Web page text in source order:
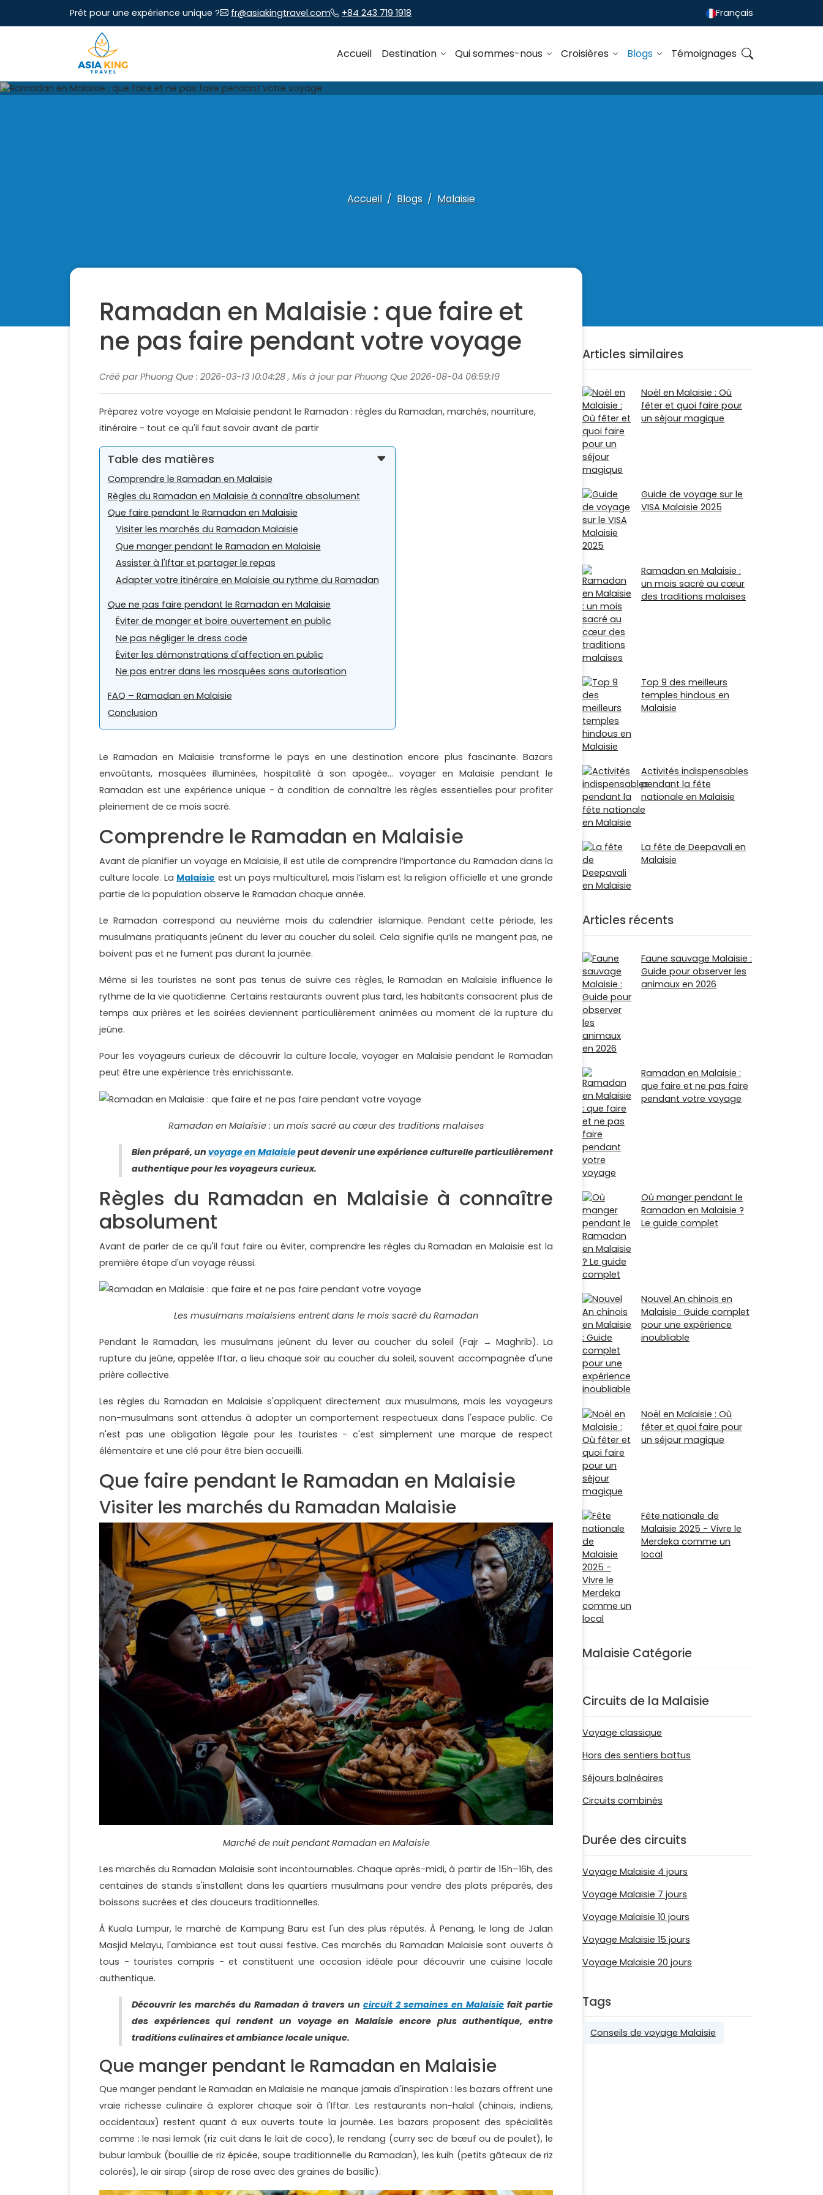
Prêt pour une expérience unique ? fr@asiakingtravel.com +84 243 719 1918 Français
Accueil Destination Qui sommes-nous Croisières Blogs Témoignages
Accueil Blogs Malaisie
Ramadan en Malaisie : que faire et
ne pas faire pendant votre voyage
Créé par Phuong Que : 2026-03-13 10:04:28 , Mis à jour par Phuong Que 2026-08-04 06:59:19
Préparez votre voyage en Malaisie pendant le Ramadan : règles du Ramadan, marchés, nourriture,
itinéraire - tout ce qu'il faut savoir avant de partir
Table des matières
Comprendre le Ramadan en Malaisie
Règles du Ramadan en Malaisie à connaître absolument
Que faire pendant le Ramadan en Malaisie
Visiter les marchés du Ramadan Malaisie
Que manger pendant le Ramadan en Malaisie
Assister à l'Iftar et partager le repas
Adapter votre itinéraire en Malaisie au rythme du Ramadan
Que ne pas faire pendant le Ramadan en Malaisie
Éviter de manger et boire ouvertement en public
Ne pas négliger le dress code
Éviter les démonstrations d'affection en public
Ne pas entrer dans les mosquées sans autorisation
FAQ – Ramadan en Malaisie
Conclusion
Le Ramadan en Malaisie transforme le pays en une destination encore plus fascinante. Bazars
envoûtants, mosquées illuminées, hospitalité à son apogée… voyager en Malaisie pendant le
Ramadan est une expérience unique - à condition de connaître les règles essentielles pour profiter
pleinement de ce mois sacré.
Comprendre le Ramadan en Malaisie
Avant de planifier un voyage en Malaisie, il est utile de comprendre l’importance du Ramadan dans la
culture locale. La Malaisie est un pays multiculturel, mais l’islam est la religion officielle et une grande
partie de la population observe le Ramadan chaque année.
Le Ramadan correspond au neuvième mois du calendrier islamique. Pendant cette période, les
musulmans pratiquants jeûnent du lever au coucher du soleil. Cela signifie qu’ils ne mangent pas, ne
boivent pas et ne fument pas durant la journée.
Même si les touristes ne sont pas tenus de suivre ces règles, le Ramadan en Malaisie influence le
rythme de la vie quotidienne. Certains restaurants ouvrent plus tard, les habitants consacrent plus de
temps aux prières et les soirées deviennent particulièrement animées au moment de la rupture du
jeûne.
Pour les voyageurs curieux de découvrir la culture locale, voyager en Malaisie pendant le Ramadan
peut être une expérience très enrichissante.
Ramadan en Malaisie : un mois sacré au cœur des traditions malaises
Bien préparé, un voyage en Malaisiepeut devenir une expérience culturelle particulièrement
authentique pour les voyageurs curieux.
Règles du Ramadan en Malaisie à connaître
absolument
Avant de parler de ce qu'il faut faire ou éviter, comprendre les règles du Ramadan en Malaisie est la
première étape d'un voyage réussi.
Les musulmans malaisiens entrent dans le mois sacré du Ramadan
Pendant le Ramadan, les musulmans jeûnent du lever au coucher du soleil (Fajr → Maghrib). La
rupture du jeûne, appelée Iftar, a lieu chaque soir au coucher du soleil, souvent accompagnée d'une
prière collective.
Les règles du Ramadan en Malaisie s'appliquent directement aux musulmans, mais les voyageurs
non-musulmans sont attendus à adopter un comportement respectueux dans l'espace public. Ce
n'est pas une obligation légale pour les touristes - c'est simplement une marque de respect
élémentaire et une clé pour être bien accueilli.
Que faire pendant le Ramadan en Malaisie
Visiter les marchés du Ramadan Malaisie
Marché de nuit pendant Ramadan en Malaisie
Les marchés du Ramadan Malaisie sont incontournables. Chaque après-midi, à partir de 15h–16h, des
centaines de stands s'installent dans les quartiers musulmans pour vendre des plats préparés, des
boissons sucrées et des douceurs traditionnelles.
À Kuala Lumpur, le marché de Kampung Baru est l'un des plus réputés. À Penang, le long de Jalan
Masjid Melayu, l'ambiance est tout aussi festive. Ces marchés du Ramadan Malaisie sont ouverts à
tous - touristes compris - et constituent une occasion idéale pour découvrir une cuisine locale
authentique.
Découvrir les marchés du Ramadan à travers un circuit 2 semaines en Malaisie fait partie
des expériences qui rendent un voyage en Malaisie encore plus authentique, entre
traditions culinaires et ambiance locale unique.
Que manger pendant le Ramadan en Malaisie
Que manger pendant le Ramadan en Malaisie ne manque jamais d'inspiration : les bazars offrent une
vraie richesse culinaire à explorer chaque soir à l'Iftar. Les restaurants non-halal (chinois, indiens,
occidentaux) restent quant à eux ouverts toute la journée. Les bazars proposent des spécialités
comme : le nasi lemak (riz cuit dans le lait de coco), le rendang (curry sec de bœuf ou de poulet), le
bubur lambuk (bouillie de riz épicée, soupe traditionnelle du Ramadan), les kuih (petits gâteaux de riz
colorés), le air sirap (sirop de rose avec des graines de basilic).
Articles similaires
Noël en Malaisie : Où
fêter et quoi faire pour
un séjour magique
Guide de voyage sur le
VISA Malaisie 2025
Ramadan en Malaisie :
un mois sacré au cœur
des traditions malaises
Top 9 des meilleurs
temples hindous en
Malaisie
Activités indispensables
pendant la fête
nationale en Malaisie
La fête de Deepavali en
Malaisie
Articles récents
Faune sauvage Malaisie :
Guide pour observer les
animaux en 2026
Ramadan en Malaisie :
que faire et ne pas faire
pendant votre voyage
Où manger pendant le
Ramadan en Malaisie ?
Le guide complet
Nouvel An chinois en
Malaisie : Guide complet
pour une expérience
inoubliable
Noël en Malaisie : Où
fêter et quoi faire pour
un séjour magique
Fête nationale de
Malaisie 2025 - Vivre le
Merdeka comme un
local
Malaisie Catégorie
Circuits de la Malaisie
Voyage classique
Hors des sentiers battus
Séjours balnéaires
Circuits combinés
Durée des circuits
Voyage Malaisie 4 jours
Voyage Malaisie 7 jours
Voyage Malaisie 10 jours
Voyage Malaisie 15 jours
Voyage Malaisie 20 jours
Tags
Conseils de voyage Malaisie